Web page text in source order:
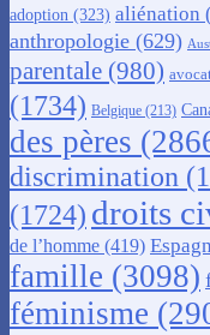
adoption (323) aliénation
anthropologie (629)
parentale (980)
(1734) Belgique (213)
des pères
discrimination
(1724) droits
de l’homme (419)
famille (3098)
féminisme